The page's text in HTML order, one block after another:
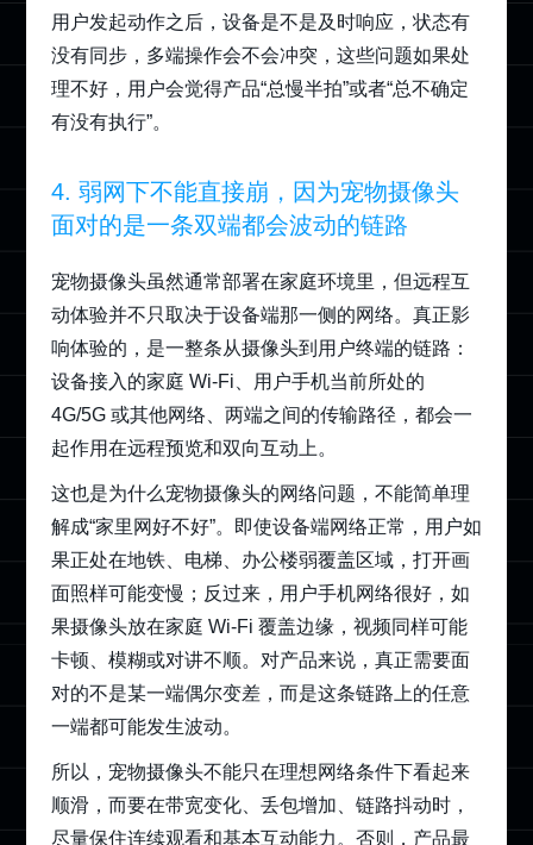
用户发起动作之后，设备是不是及时响应，状态有
没有同步，多端操作会不会冲突，这些问题如果处
理不好，用户会觉得产品“总慢半拍”或者“总不确定
有没有执行”。
4. 弱网下不能直接崩，因为宠物摄像头
面对的是一条双端都会波动的链路
宠物摄像头虽然通常部署在家庭环境里，但远程互
动体验并不只取决于设备端那一侧的网络。真正影
响体验的，是一整条从摄像头到用户终端的链路：
设备接入的家庭 Wi-Fi、用户手机当前所处的
4G/5G 或其他网络、两端之间的传输路径，都会一
起作用在远程预览和双向互动上。
这也是为什么宠物摄像头的网络问题，不能简单理
解成“家里网好不好”。即使设备端网络正常，用户如
果正处在地铁、电梯、办公楼弱覆盖区域，打开画
面照样可能变慢；反过来，用户手机网络很好，如
果摄像头放在家庭 Wi-Fi 覆盖边缘，视频同样可能
卡顿、模糊或对讲不顺。对产品来说，真正需要面
对的不是某一端偶尔变差，而是这条链路上的任意
一端都可能发生波动。
所以，宠物摄像头不能只在理想网络条件下看起来
顺滑，而要在带宽变化、丢包增加、链路抖动时，
尽量保住连续观看和基本互动能力。否则，产品最